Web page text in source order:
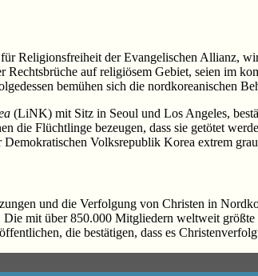
Religionsfreiheit der Evangelischen Allianz,
auf religiösem Gebiet, seien im
bemühen sich die nordkoreanischen
(LiNK) mit Sitz in Seoul und Los Angeles,
die Flüchtlinge bezeugen, dass sie getötet
Volksrepublik Korea extrem
und die Verfolgung von Christen in
mit über 850.000 Mitgliedern weltweit
die bestätigen, dass es